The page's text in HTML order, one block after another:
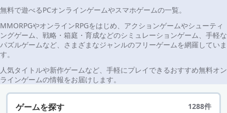
無料で遊べるPCオンラインゲームやスマホゲームの一覧。
MMORPGやオンラインRPGをはじめ、アクションゲームやシューティ
ングゲーム、戦略・箱庭・育成などのシミュレーションゲーム、手軽な
パズルゲームなど、さまざまなジャンルのフリーゲームを網羅していま
す。
人気タイトルや新作ゲームなど、手軽にプレイできるおすすめ無料オン
ラインゲームの情報をお届けします。
ゲームを探す 1288件